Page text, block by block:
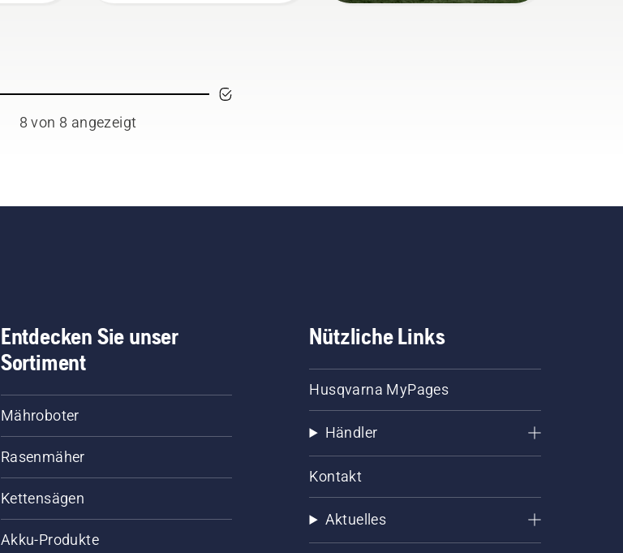
8 von 8 angezeigt
Entdecken Sie unser
Sortiment
Mähroboter
Rasenmäher
Kettensägen
Akku-Produkte
Nützliche Links
Husqvarna MyPages
Händler
Kontakt
Aktuelles